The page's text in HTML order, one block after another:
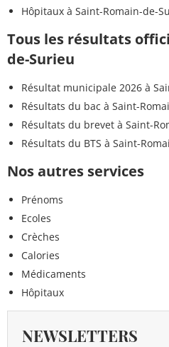
Hôpitaux à Saint-Romain-de-
Tous les résultats
de-Surieu
Résultat municipale 2026 à
Résultats du bac à Saint-
Résultats du brevet à Saint-
Résultats du BTS à Saint-
Nos autres services
Prénoms
Ecoles
Crèches
Calories
Médicaments
Hôpitaux
NEWSLETTERS